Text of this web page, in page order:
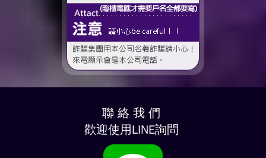
聯 絡 我 們
歡迎使用LINE詢問